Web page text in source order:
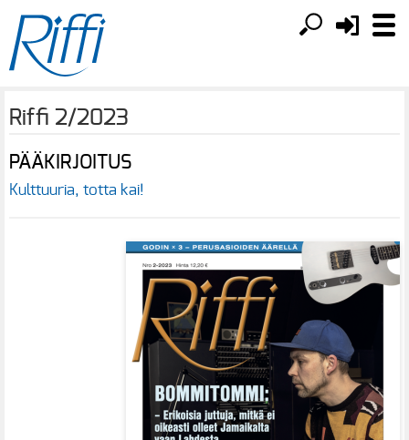
Riffi 2/2023
PÄÄKIRJOITUS
Kulttuuria, totta kai!